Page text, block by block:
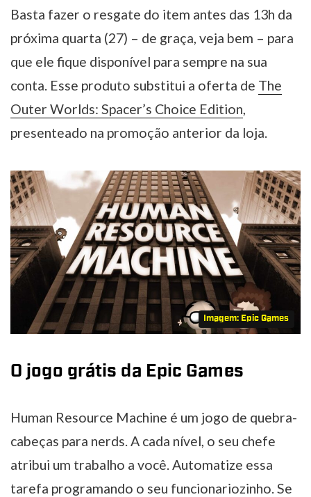
Basta fazer o resgate do item antes das 13h da
próxima quarta (27) – de graça, veja bem – para
que ele fique disponível para sempre na sua
conta. Esse produto substitui a oferta de The
Outer Worlds: Spacer’s Choice Edition,
presenteado na promoção anterior da loja.
Imagem: Epic Games
O jogo grátis da Epic Games
Human Resource Machine é um jogo de quebra-
cabeças para nerds. A cada nível, o seu chefe
atribui um trabalho a você. Automatize essa
tarefa programando o seu funcionariozinho. Se